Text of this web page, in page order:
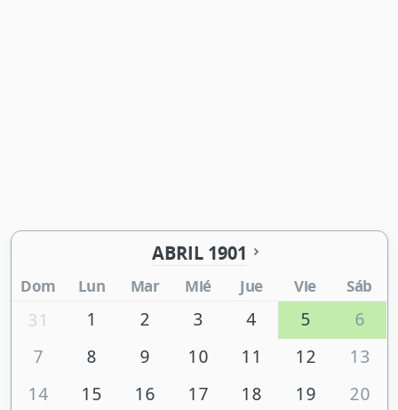
ABRIL 1901
Dom Lun Mar Mié Jue Vie Sáb
31 1 2 3 4 5
6
7
8 9 10 11 12
13
14
15 16 17 18 19
20